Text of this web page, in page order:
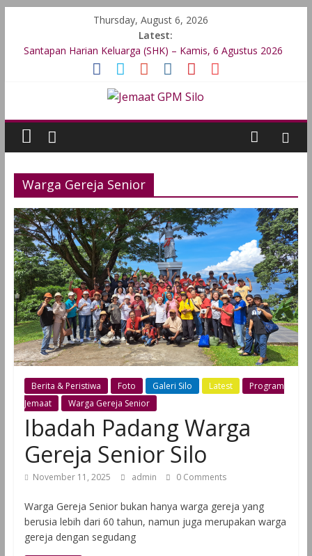
Thursday, August 6, 2026
Latest:
Santapan Harian Keluarga (SHK) – Kamis, 6 Agustus 2026
Santapan Harian Keluarga (SHK) – Rabu, 5 Agustus 2026
Santapan Harian Keluarga (SHK) – Senin, 3 Agustus 2026
Warga Gereja Senior
Berita & Peristiwa Foto Galeri Silo Latest
Program
Jemaat
Warga Gereja Senior
Ibadah Padang Warga
Gereja Senior Silo
November 11, 2025 admin 0 Comments
Warga Gereja Senior bukan hanya warga gereja yang
berusia lebih dari 60 tahun, namun juga merupakan warga
gereja dengan segudang